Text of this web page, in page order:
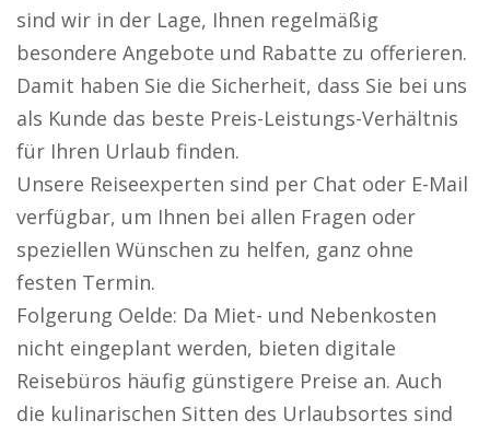
sind wir in der Lage, Ihnen regelmäßig
besondere Angebote und Rabatte zu offerieren.
Damit haben Sie die Sicherheit, dass Sie bei uns
als Kunde das beste Preis-Leistungs-Verhältnis
für Ihren Urlaub finden.
Unsere Reiseexperten sind per Chat oder E-Mail
verfügbar, um Ihnen bei allen Fragen oder
speziellen Wünschen zu helfen, ganz ohne
festen Termin.
Folgerung Oelde: Da Miet- und Nebenkosten
nicht eingeplant werden, bieten digitale
Reisebüros häufig günstigere Preise an. Auch
die kulinarischen Sitten des Urlaubsortes sind